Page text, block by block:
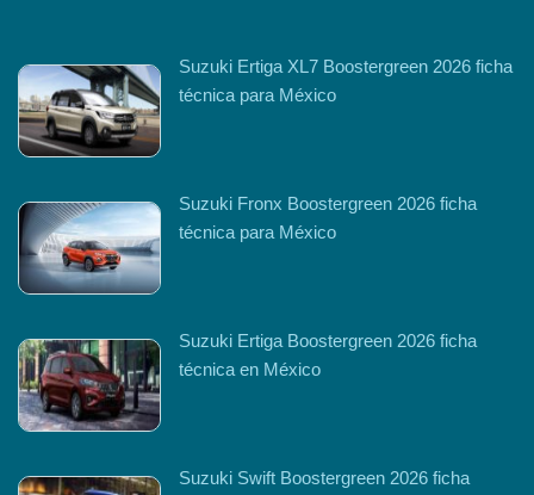
Suzuki Ertiga XL7 Boostergreen 2026 ficha
técnica para México
Suzuki Fronx Boostergreen 2026 ficha
técnica para México
Suzuki Ertiga Boostergreen 2026 ficha
técnica en México
Suzuki Swift Boostergreen 2026 ficha